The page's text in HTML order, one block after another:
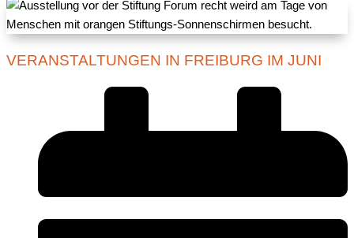
VERANSTALTUNGEN IN FREIBURG IM JUNI